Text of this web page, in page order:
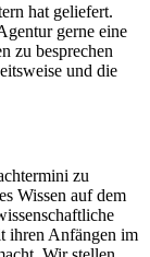
hat geliefert.
gerne eine
zu besprechen
und die
zu
Wissen auf dem
ihren Anfängen im